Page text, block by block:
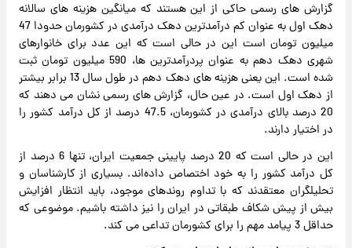
گزارش های رسمی حاکی از این هستند که میانگین هزینه های سالانه
دهک اول به عنوان کم درآمدترین دهک درآمدی در کشورمان حدودا 47
میلیون تومان است این در حالی است که این عدد برای خانوارهای
شهری دهک دهم به عنوان پردرآمدترین ها، 590 میلیون تومان ثبت
شده است. این یعنی هزینه های دهک دهم در طول سال 13 برابر بیشتر
از دهک اول است. در عین حال، گزارش های رسمی نشان می دهند که
20 درصد بالای درآمدی در کشورمان، 47.5 درصد از کل درآمد کشور را
در اختیار دارند.
این در حالی است که 20 درصد پایینی جمعیت ایران، تنها 6 درصد از
کل درآمد کشور را به خود اختصاص داده‌اند. بسیاری از کارشناسان و
تحلیلگران معتقدند که با تداوم روندهای موجود، باید انتظار افزایش
بیش از پیش شکاف طبقاتی در ایران را نیز داشته باشیم. موضوعی که
حداقل 3 پیامد مهم را برای کشورمان تداعی می کند.